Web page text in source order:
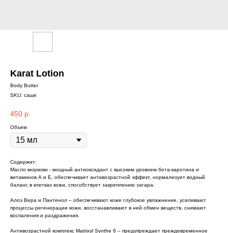
Karat Lotion
Body Butter
SKU: саше
450 р.
Объем
Содержит:
Масло моркови - мощный антиоксидант с высоким уровнем бета-каротина и
витаминов А и Е, обеспечивает антивозрастной эффект, нормализует водный
баланс в клетках кожи, способствует закреплению загара.
Алоэ Вера и Пантенол – обеспечивают коже глубокое увлажнение, усиливают
процессы регенерации кожи, восстанавливают в ней обмен веществ, снимают
воспаления и раздражения.
Антивозрастной комплекс Matrixyl Synthe 6 – предупреждает преждевременное